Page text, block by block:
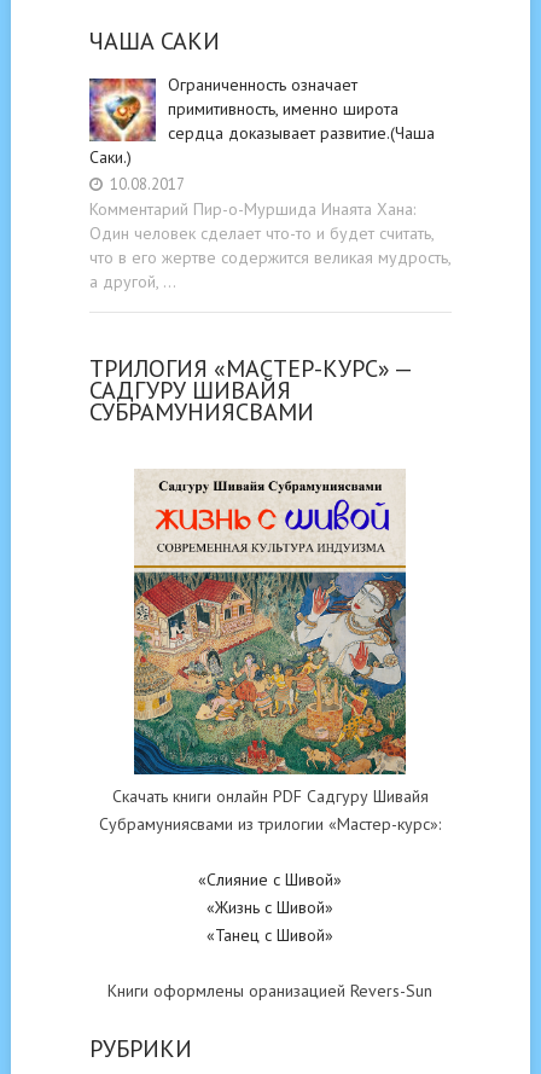
ЧАША САКИ
Ограниченность означает
примитивность, именно широта
сердца доказывает развитие.(Чаша
Саки.)
10.08.2017
Комментарий Пир-о-Муршида Инаята Хана:
Один человек сделает что-то и будет считать,
что в его жертве содержится великая мудрость,
а другой, …
ТРИЛОГИЯ «МАСТЕР-КУРС» —
САДГУРУ ШИВАЙЯ
СУБРАМУНИЯСВАМИ
Скачать книги онлайн PDF Садгуру Шивайя
Субрамуниясвами из трилогии «Мастер-курс»:
«Слияние с Шивой»
«Жизнь с Шивой»
«Танец с Шивой»
Книги оформлены оранизацией Revers-Sun
РУБРИКИ